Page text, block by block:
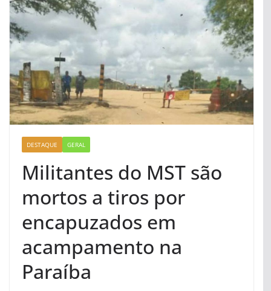
DESTAQUE GERAL
Militantes do MST são
mortos a tiros por
encapuzados em
acampamento na
Paraíba